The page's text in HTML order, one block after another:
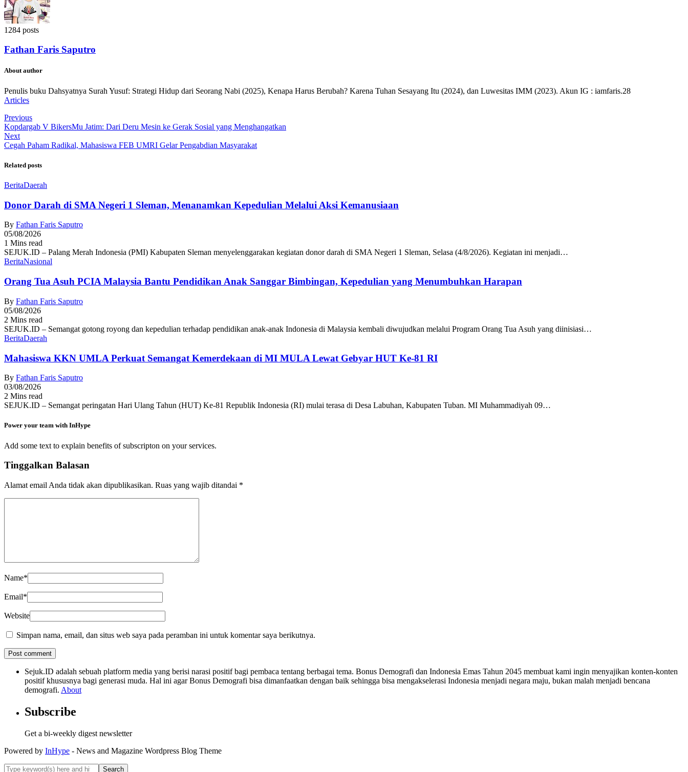
1284 posts
Fathan Faris Saputro
About author
Penulis buku Dahsyatnya Surah Yusuf: Strategi Hidup dari Seorang Nabi (2025), Kenapa Harus Berubah? Karena Tuhan Sesayang Itu (2024), dan Luwesitas IMM (2023). Akun IG : iamfaris.28
Articles
Previous
Kopdargab V BikersMu Jatim: Dari Deru Mesin ke Gerak Sosial yang Menghangatkan
Next
Cegah Paham Radikal, Mahasiswa FEB UMRI Gelar Pengabdian Masyarakat
Related posts
BeritaDaerah
Donor Darah di SMA Negeri 1 Sleman, Menanamkan Kepedulian Melalui Aksi Kemanusiaan
By Fathan Faris Saputro
05/08/2026
1 Mins read
SEJUK.ID – Palang Merah Indonesia (PMI) Kabupaten Sleman menyelenggarakan kegiatan donor darah di SMA Negeri 1 Sleman, Selasa (4/8/2026). Kegiatan ini menjadi…
BeritaNasional
Orang Tua Asuh PCIA Malaysia Bantu Pendidikan Anak Sanggar Bimbingan, Kepedulian yang Menumbuhkan Harapan
By Fathan Faris Saputro
05/08/2026
2 Mins read
SEJUK.ID – Semangat gotong royong dan kepedulian terhadap pendidikan anak-anak Indonesia di Malaysia kembali diwujudkan melalui Program Orang Tua Asuh yang diinisiasi…
BeritaDaerah
Mahasiswa KKN UMLA Perkuat Semangat Kemerdekaan di MI MULA Lewat Gebyar HUT Ke-81 RI
By Fathan Faris Saputro
03/08/2026
2 Mins read
SEJUK.ID – Semangat peringatan Hari Ulang Tahun (HUT) Ke-81 Republik Indonesia (RI) mulai terasa di Desa Labuhan, Kabupaten Tuban. MI Muhammadiyah 09…
Power your team with InHype
Add some text to explain benefits of subscripton on your services.
Tinggalkan Balasan
Alamat email Anda tidak akan dipublikasikan. Ruas yang wajib ditandai *
Name*
Email*
Website
Simpan nama, email, dan situs web saya pada peramban ini untuk komentar saya berikutnya.
Sejuk.ID adalah sebuah platform media yang berisi narasi positif bagi pembaca tentang berbagai tema. Bonus Demografi dan Indonesia Emas Tahun 2045 membuat kami ingin menyajikan konten-konten
positif khususnya bagi generasi muda. Hal ini agar Bonus Demografi bisa dimanfaatkan dengan baik sehingga bisa mengakselerasi Indonesia menjadi negara maju, bukan malah menjadi bencana
demografi. About
Subscribe
Get a bi-weekly digest newsletter
Powered by InHype - News and Magazine Wordpress Blog Theme